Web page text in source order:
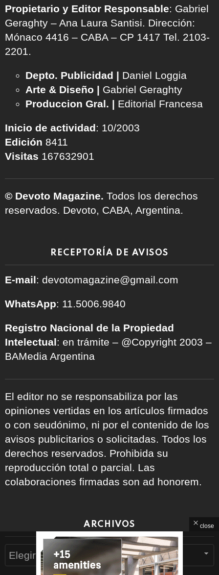
Propietario y Editor Responsable: Gabriel
Geraghty – Ana Laura Santisi. Dirección:
Mónaco 4416 – CABA – CP 1417 Tel. 2103-
2201.
Depto. Publicidad | Daniel Loggia
Arte & Diseño | Gabriel Geraghty
Produccion Gral. | Editorial Francesa
Inicio de actividad: 10/2003
Edición 8411
Visitas 167632901
© Devoto Magazine. Todos los derechos
reservados. Devoto, CABA, Argentina.
RECEPTORÍA DE AVISOS
E-mail: devotomagazine@gmail.com
WhatsApp: 11.5006.9840
Registro Nacional de la Propiedad
Intelectual: en trámite – @Copyright 2003 –
BAMedia Argentina
El editor no se responsabiliza por las
opiniones vertidas en los artículos firmados
o con seudónimo, ni por el contenido de los
avisos publicitarios o solicitadas. Todos los
derechos reservados. Prohibida su
reproducción total o parcial. Las
colaboraciones firmadas son ad honorem.
ARCHIVOS
Archivos
close